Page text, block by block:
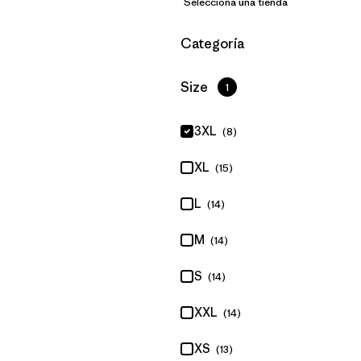
Filtrar por
Categoría
Filtrar por
Size 1
3XL (8)
XL (15)
L (14)
M (14)
S (14)
XXL (14)
XS (13)